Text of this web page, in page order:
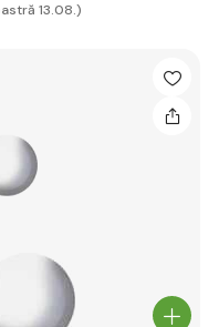
13.08.)